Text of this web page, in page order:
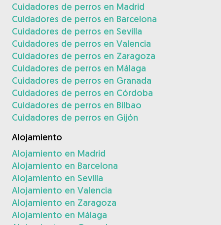
Cuidadores de perros en Madrid
Cuidadores de perros en Barcelona
Cuidadores de perros en Sevilla
Cuidadores de perros en Valencia
Cuidadores de perros en Zaragoza
Cuidadores de perros en Málaga
Cuidadores de perros en Granada
Cuidadores de perros en Córdoba
Cuidadores de perros en Bilbao
Cuidadores de perros en Gijón
Alojamiento
Alojamiento en Madrid
Alojamiento en Barcelona
Alojamiento en Sevilla
Alojamiento en Valencia
Alojamiento en Zaragoza
Alojamiento en Málaga